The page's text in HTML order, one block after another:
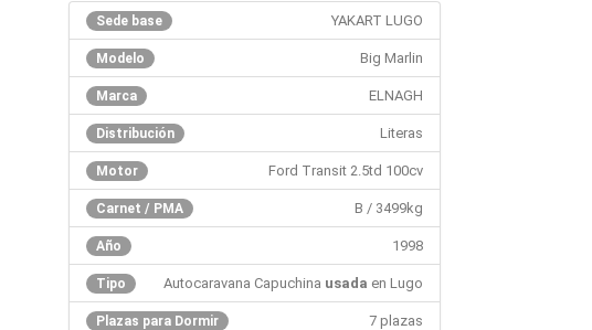
Sede base YAKART LUGO
Modelo Big Marlin
Marca ELNAGH
Distribución Literas
Motor Ford Transit 2.5td 100cv
Carnet / PMA B / 3499kg
Año 1998
Tipo Autocaravana Capuchina usada en Lugo
Plazas para Dormir 7 plazas